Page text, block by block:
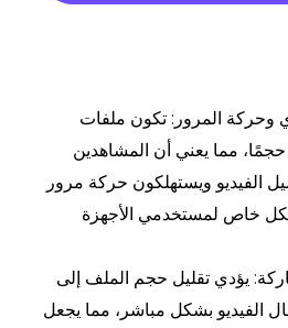
وحركة المرور: تكون ملفات
مما يعني أن المشاهدين
الفيديو ويستهلكون حركة مرور
خاص لمستخدمي الأجهزة
يؤدي تقليل حجم الملف إلى
الفيديو بشكل مباشر، مما يجعل